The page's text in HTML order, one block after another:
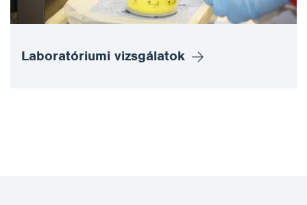
Laboratóriumi vizsgálatok